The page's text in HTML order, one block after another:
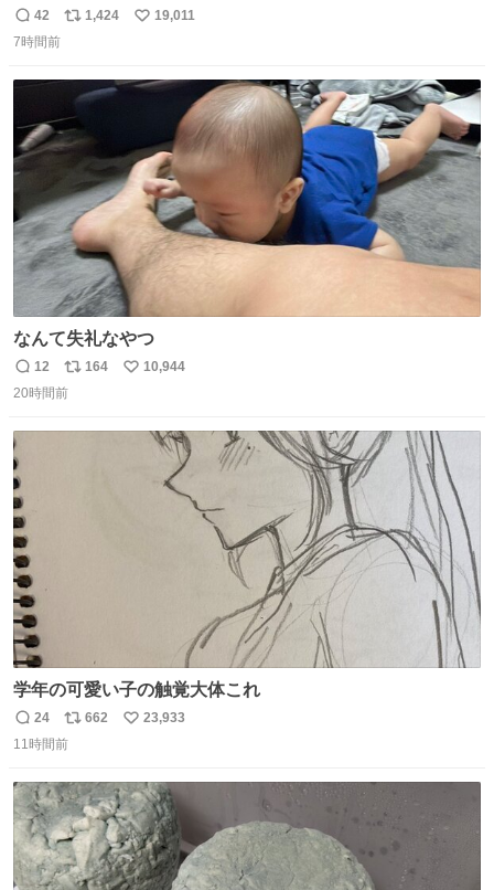
#西川貴教
返
信
42
リ
ト
数
1,424
い
19,011
7時間前
なんて失礼なやつ
返
信
12
リ
ポ
164
い
10,944
20時間前
学年の可愛い子の触覚大体これ
返
信
24
リ
ポ
ト
数
662
い
数
23,933
11時間前